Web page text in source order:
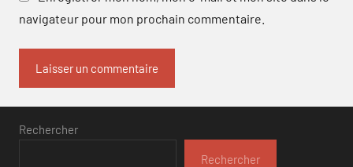
navigateur pour mon prochain commentaire.
Rechercher
Rechercher